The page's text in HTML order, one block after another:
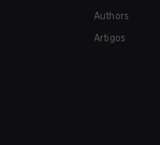
Authors
Artigos